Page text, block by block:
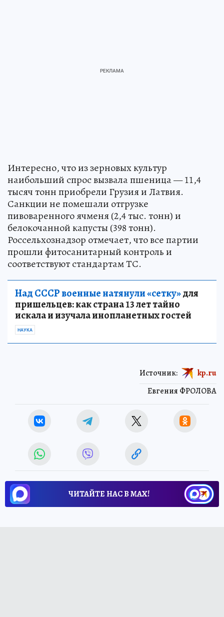
Интересно, что из зерновых культур
наибольший спрос вызвала пшеница — 11,4
тысяч тонн приобрели Грузия и Латвия.
Санкции не помешали отгрузке
пивоваренного ячменя (2,4 тыс. тонн) и
белокочанной капусты (398 тонн).
Россельхознадзор отмечает, что все партии
прошли фитосанитарный контроль и
соответствуют стандартам ТС.
Над СССР военные натянули «сетку»для
пришельцев: как страна 13 лет тайно
искала и изучала инопланетных гостей
НАУКА
Евгения ФРОЛОВА
Источник: kp.ru
ЧИТАЙТЕ НАС В МАХ!